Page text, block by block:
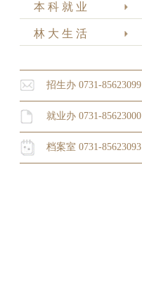
本 科 就 业
林 大 生 活
招生办 0731-85623099
就业办 0731-85623000
档案室 0731-85623093